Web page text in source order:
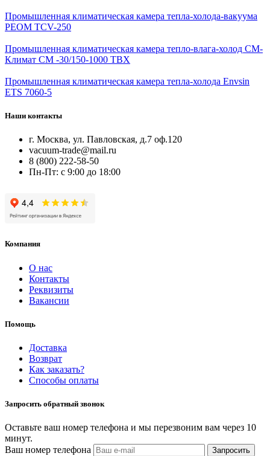
Промышленная климатическая камера тепла-холода-вакуума
РЕОМ TCV-250
Промышленная климатическая камера тепло-влага-холод СМ-
Климат СМ -30/150-1000 ТВХ
Промышленная климатическая камера тепла-холода Envsin
ETS 7060-5
Наши контакты
г. Москва, ул. Павловская, д.7 оф.120
vacuum-trade@mail.ru
8 (800) 222-58-50
Пн-Пт: с 9:00 до 18:00
Компания
О нас
Контакты
Реквизиты
Вакансии
Помощь
Доставка
Возврат
Как заказать?
Способы оплаты
Запросить обратный звонок
Оставьте ваш номер телефона и мы перезвоним вам через 10
минут.
Ваш номер телефона
Запросить